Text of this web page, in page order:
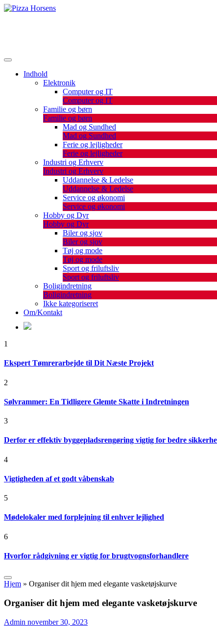
Skip
Indhold
Elektronik
Computer og IT
Computer og IT
Familie og børn
Familie og børn
Mad og Sundhed
Mad og Sundhed
Ferie og lejligheder
Ferie og lejligheder
Industri og Erhverv
Industri og Erhverv
Uddannelse & Ledelse
Uddannelse & Ledelse
Service og økonomi
Service og økonomi
Hobby og Dyr
Hobby og Dyr
Biler og sjov
Biler og sjov
Tøj og mode
Tøj og mode
Sport og friluftsliv
Sport og friluftsliv
Boligindretning
Boligindretning
Ikke kategoriseret
Om/Kontakt
1
Ekspert Tømrerarbejde til Dit Næste Projekt
2
Sølvrammer: En Tidligere Glemte Skatte i Indretningen
3
Derfor er effektiv byggepladsrengøring vigtig for bedre
4
Vigtigheden af et godt våbenskab
5
Mødelokaler med forplejning til enhver lejlighed
6
Hvorfor rådgivning er vigtig for brugtvognsforhandlere
Hjem » Organiser dit hjem med elegante vasketøjskurve
Organiser dit hjem med elegante vasketøjskurve
Admin november 30, 2023